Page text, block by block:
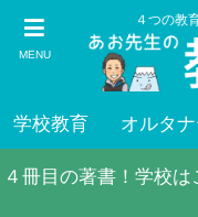
MENU
４つの教
学校教育 オルタ
４冊目の著書！学校